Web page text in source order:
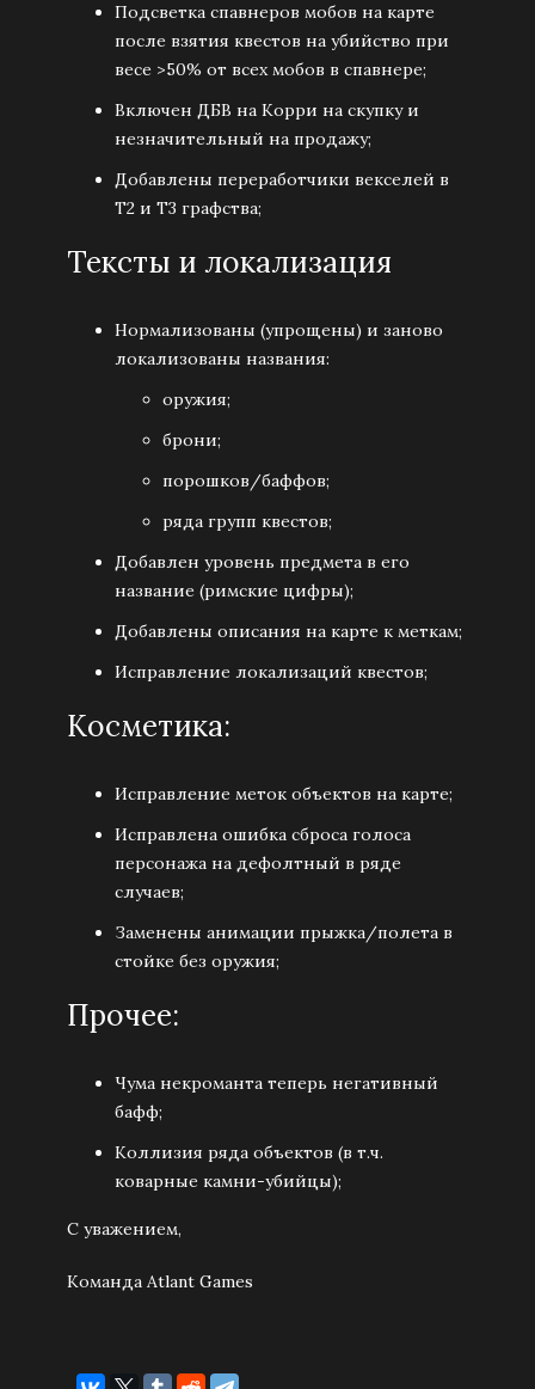
Подсветка спавнеров мобов на карте
после взятия квестов на убийство при
весе >50% от всех мобов в спавнере;
Включен ДБВ на Корри на скупку и
незначительный на продажу;
Добавлены переработчики векселей в
Т2 и Т3 графства;
Тексты и локализация
Нормализованы (упрощены) и заново
локализованы названия:
оружия;
брони;
порошков/баффов;
ряда групп квестов;
Добавлен уровень предмета в его
название (римские цифры);
Добавлены описания на карте к меткам;
Исправление локализаций квестов;
Косметика:
Исправление меток объектов на карте;
Исправлена ошибка сброса голоса
персонажа на дефолтный в ряде
случаев;
Заменены анимации прыжка/полета в
стойке без оружия;
Прочее:
Чума некроманта теперь негативный
бафф;
Коллизия ряда объектов (в т.ч.
коварные камни-убийцы);
С уважением,
Команда Atlant Games